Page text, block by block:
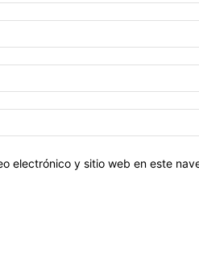
electrónico y sitio web en este